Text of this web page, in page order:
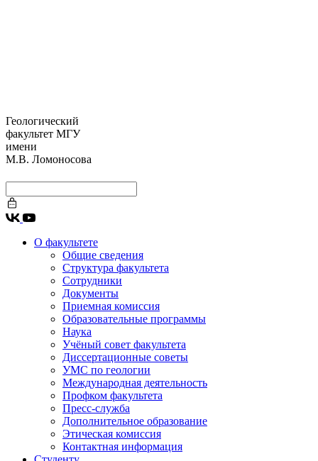
Геологический
факультет МГУ
имени
М.В. Ломоносова
О факультете
Общие сведения
Структура факультета
Сотрудники
Документы
Приемная комиссия
Образовательные программы
Наука
Учёный совет факультета
Диссертационные советы
УМС по геологии
Международная деятельность
Профком факультета
Пресс-служба
Дополнительное образование
Этическая комиссия
Контактная информация